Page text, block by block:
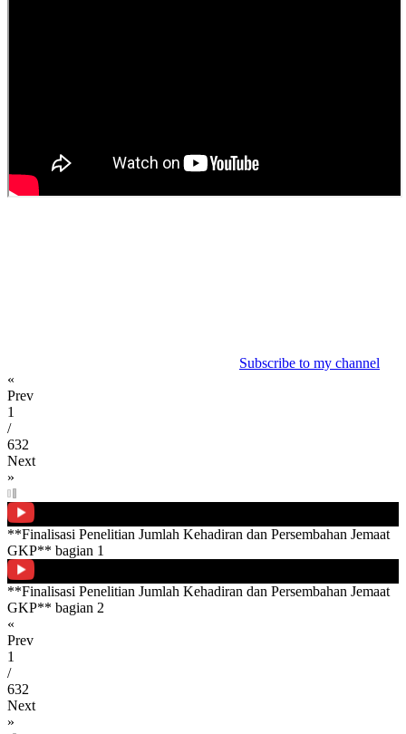
Subscribe to my channel
«
Prev
1
/
632
Next
»
**Finalisasi Penelitian Jumlah Kehadiran dan Persembahan Jemaat
GKP** bagian 1
**Finalisasi Penelitian Jumlah Kehadiran dan Persembahan Jemaat
GKP** bagian 2
«
Prev
1
/
632
Next
»